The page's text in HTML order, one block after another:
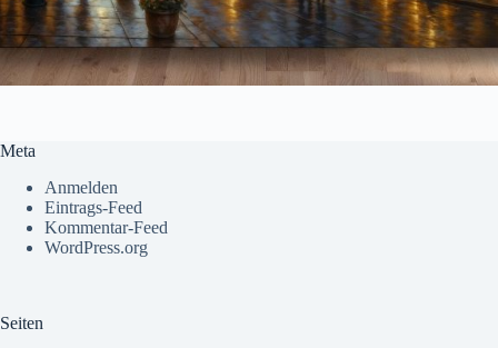
Meta
Anmelden
Eintrags-Feed
Kommentar-Feed
WordPress.org
Seiten